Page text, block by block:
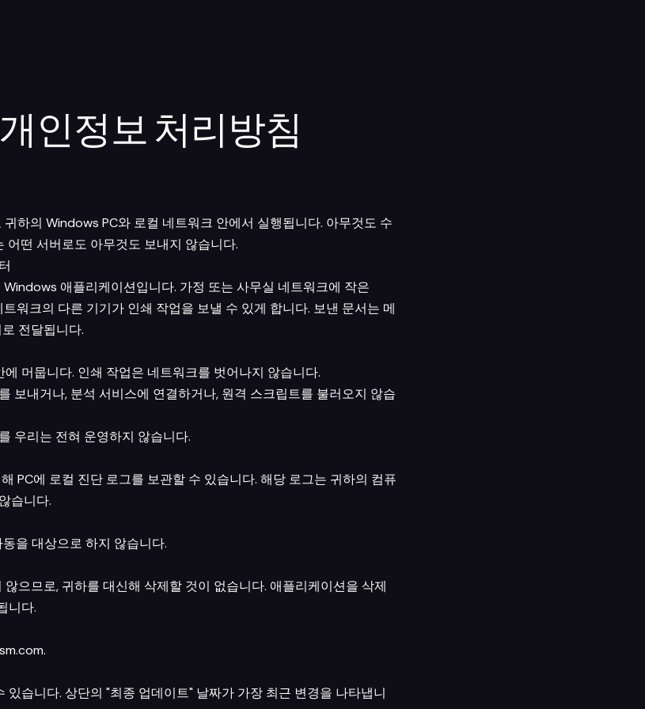
개인정보 처리방침
하의 Windows PC와 로컬 네트워크 안에서 실행됩니다. 아무것도 수
어떤 서버로도 아무것도 보내지 않습니다.
애플리케이션입니다. 가정 또는 사무실 네트워크에 작은
워크의 다른 기기가 인쇄 작업을 보낼 수 있게 합니다. 보낸 문서는 메
전달됩니다.
머뭅니다. 인쇄 작업은 네트워크를 벗어나지 않습니다.
보내거나, 분석 서비스에 연결하거나, 원격 스크립트를 불러오지 않습
우리는 전혀 운영하지 않습니다.
PC에 로컬 진단 로그를 보관할 수 있습니다. 해당 로그는 귀하의 컴퓨
습니다.
을 대상으로 하지 않습니다.
으므로, 귀하를 대신해 삭제할 것이 없습니다. 애플리케이션을 삭제
니다.
.
있습니다. 상단의 "최종 업데이트" 날짜가 가장 최근 변경을 나타냅니